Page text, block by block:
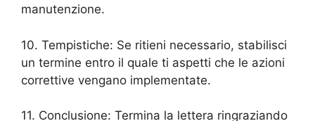
manutenzione.
10. Tempistiche: Se ritieni necessario, stabilisci
un termine entro il quale ti aspetti che le azioni
correttive vengano implementate.
11. Conclusione: Termina la lettera ringraziando